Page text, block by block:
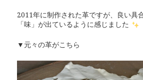
2011年に制作された革ですが、良い具
「味」が出ているように感じました
▼元々の革がこちら